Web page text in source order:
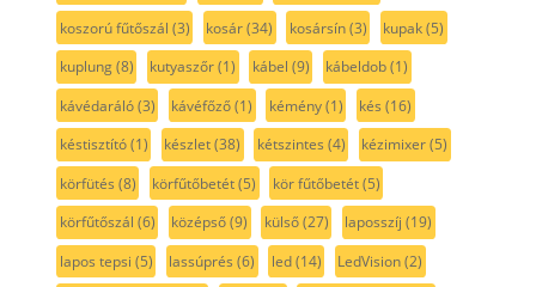
koszorú fűtőszál (3) kosár(34) kosársín(3) kupak(5)
kuplung(8) kutyaszőr(1) kábel (9) kábeldob(1)
kávédaráló(3) kávéfőző(1) kémény(1) kés (16)
késtisztító(1) készlet(38) kétszintes (4) kézimixer(5)
körfütés (8) körfűtőbetét(5) kör fűtőbetét(5)
körfűtőszál (6) középső(9) külső(27) laposszíj (19)
lapos tepsi (5) lassúprés (6) led(14) LedVision(2)